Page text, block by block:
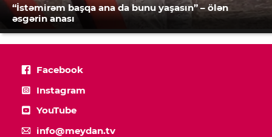
“İstəmirəm başqa ana da bunu yaşasın” – ölən
əsgərin anası
Facebook
Instagram
YouTube
info@meydan.tv